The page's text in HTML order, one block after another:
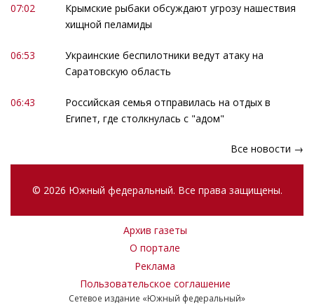
07:02
Крымские рыбаки обсуждают угрозу нашествия
хищной пеламиды
06:53
Украинские беспилотники ведут атаку на
Саратовскую область
06:43
Российская семья отправилась на отдых в
Египет, где столкнулась с "адом"
Все новости →
© 2026 Южный федеральный. Все права защищены.
Архив газеты
О портале
Реклама
Пользовательское соглашение
Сетевое издание «Южный федеральный»